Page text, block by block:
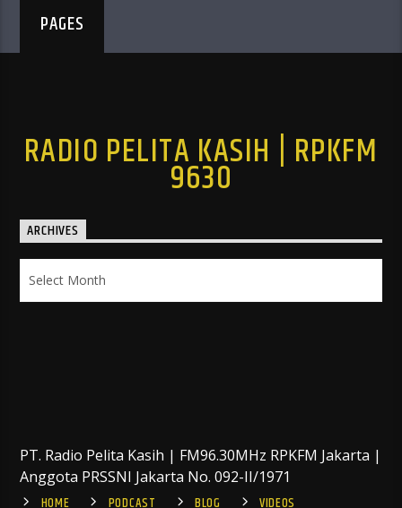
PAGES
RADIO PELITA KASIH | RPKFM
9630
ARCHIVES
PT. Radio Pelita Kasih | FM96.30MHz RPKFM Jakarta |
Anggota PRSSNI Jakarta No. 092-II/1971
HOME
PODCAST BLOG VIDEOS